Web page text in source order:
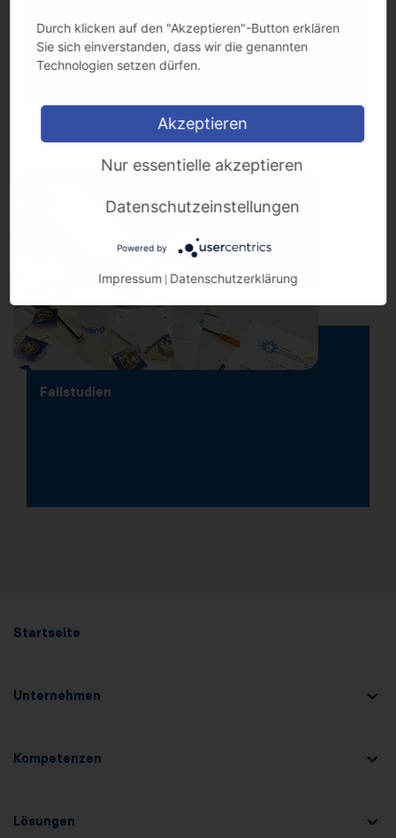
Fallstudien
Startseite
Unternehmen
Kompetenzen
Lösungen
Durch klicken auf den "Akzeptieren"-Button erklären
Sie sich einverstanden, dass wir die genannten
Technologien setzen dürfen.
Akzeptieren
Nur essentielle akzeptieren
Datenschutzeinstellungen
Powered by
Impressum Datenschutzerklärung